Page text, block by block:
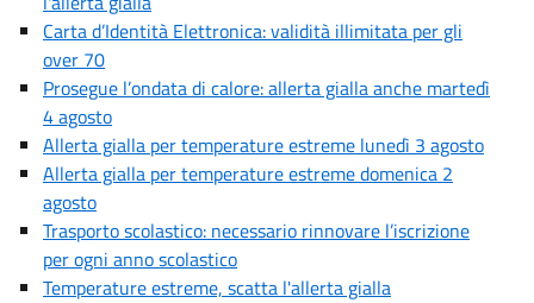
Carta d’Identità Elettronica: validità illimitata per gli
over 70
Prosegue l’ondata di calore: allerta gialla anche martedì
4 agosto
Allerta gialla per temperature estreme lunedì 3 agosto
Allerta gialla per temperature estreme domenica 2
agosto
Trasporto scolastico: necessario rinnovare l’iscrizione
per ogni anno scolastico
Temperature estreme, scatta l'allerta gialla